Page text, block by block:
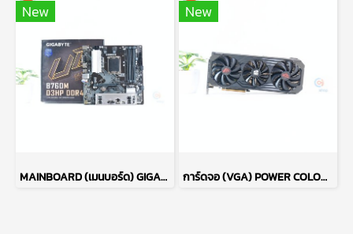
New
MAINBOARD (เมนบอร์ด) GIGABYTE B760M D3HP DDR4 P17722
New
การ์ดจอ (VGA) POWER COLOR RED DEVIL RX6700XT 12GB 3F P15085